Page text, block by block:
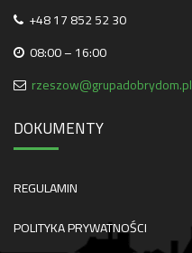
+48 17 852 52 30
08:00 – 16:00
rzeszow@grupadobrydom.pl
DOKUMENTY
REGULAMIN
POLITYKA PRYWATNOŚCI